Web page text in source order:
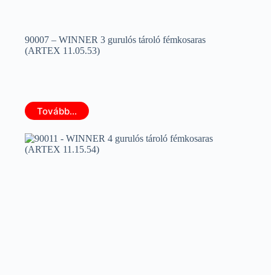
90007 – WINNER 3 gurulós tároló fémkosaras
(ARTEX 11.05.53)
Tovább...